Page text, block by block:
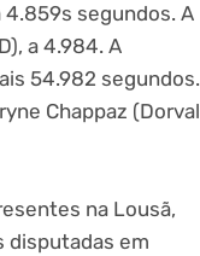
4.859s segundos. A
a 4.984. A
54.982 segundos.
Chappaz (Dorval
na Lousã,
disputadas em